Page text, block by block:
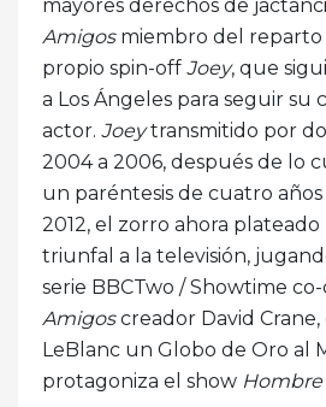
mayores derechos de
Amigosmiembro del reparto
propio spin-off Joey, que
a Los Ángeles para seguir su
actor. Joeytransmitido por
2004 a 2006, después de lo
un paréntesis de cuatro
2012, el zorro ahora
triunfal a la televisión,
serie BBCTwo / Showtime
Amigoscreador David Crane,
LeBlanc un Globo de Oro al
protagoniza el show